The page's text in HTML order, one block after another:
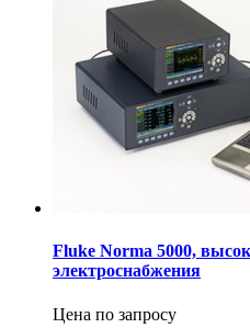
Fluke Norma 5000,
электроснабжения
Цена по запросу